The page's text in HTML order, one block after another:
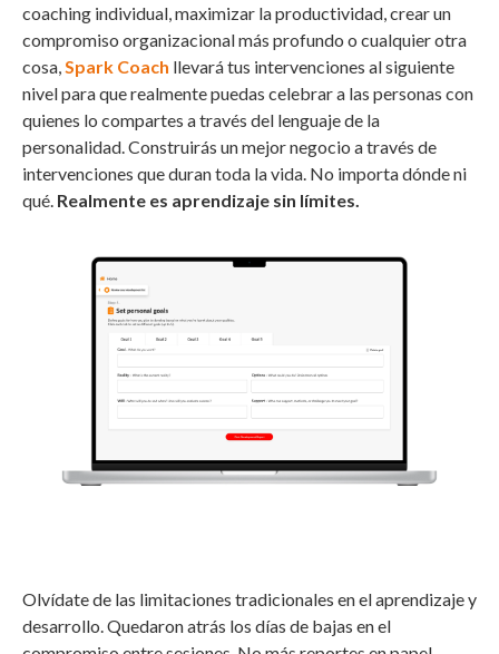
coaching individual, maximizar la productividad, crear un
compromiso organizacional más profundo o cualquier otra
cosa,Spark Coach llevará tus intervenciones al siguiente
nivel para que realmente puedas celebrar a las personas con
quienes lo compartes a través del lenguaje de la
personalidad. Construirás un mejor negocio a través de
intervenciones que duran toda la vida. No importa dónde ni
qué. Realmente es aprendizaje sin límites.
Olvídate de las limitaciones tradicionales en el aprendizaje y
desarrollo. Quedaron atrás los días de bajas en el